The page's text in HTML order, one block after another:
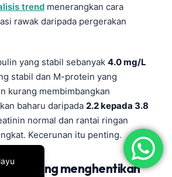
trend menerangkan cara
rawak daripada pergerakan
yang stabil sebanyak 4.0 mg/L
stabil dan M-protein yang
kurang membimbangkan
baharu daripada 2.2 kepada 3.8
normal dan rantai ringan
Kecerunan itu penting.
yang menghentikan